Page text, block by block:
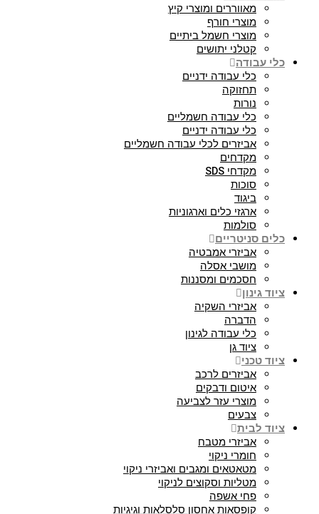
מאווררים ומוצרי קיץ
מוצרי חורף
מוצרי חשמל ביתיים
קטלני יתושים
כלי עבודה
כלי עבודה ידניים
תחזוקה
נורות
כלי עבודה חשמליים
כלי עבודה ידניים
אביזרים לכלי עבודה חשמליים
מקדחים
מקדחי SDS
סוכות
ביגוד
ארגזי כלים וארגוניות
סולמות
כלים סניטריים
אביזרי אמבטיה
מושבי אסלה
חסכמים ומסננות
ציוד גינון
אביזרי השקיה
הדברה
כלי עבודה לגינון
ציוד גן
ציוד טכני
אביזרים לרכב
איטום ודבקים
מוצרי עזר לצביעה
צבעים
ציוד לבית
אביזרי מטבח
חומרי ניקוי
מטאטאים ומגבים ואביזרי ניקוי
מטליות וסקוצים לניקוי
פחי אשפה
קופסאות אחסון סלסלאות וגיגיות